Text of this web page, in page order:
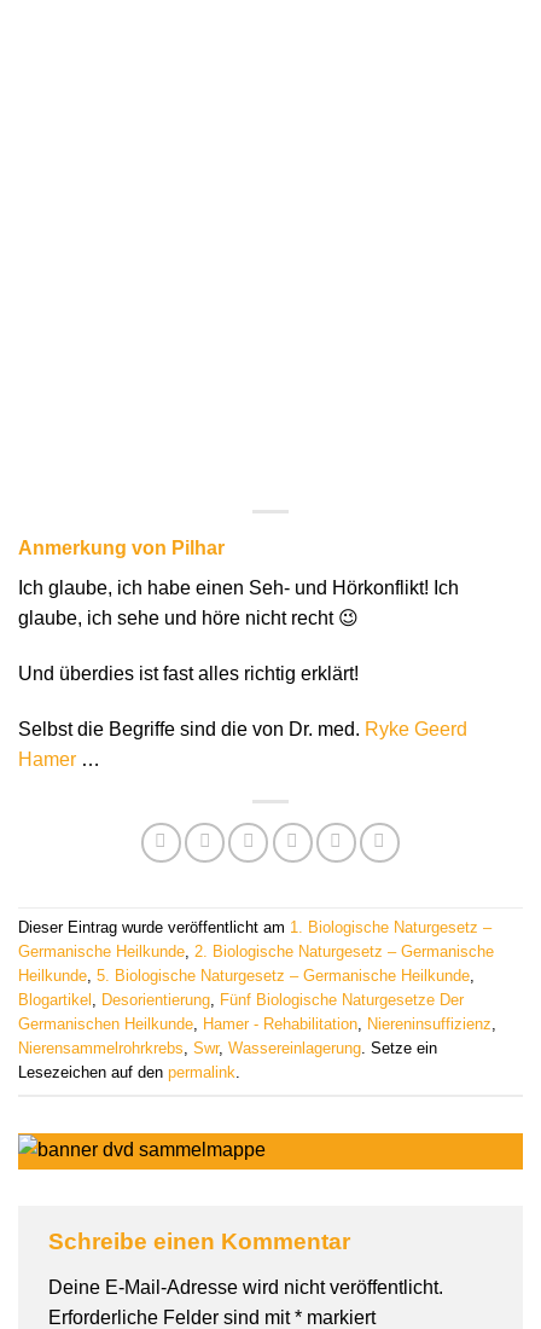
Anmerkung von Pilhar
Ich glaube, ich habe einen Seh- und Hörkonflikt! Ich
glaube, ich sehe und höre nicht recht 😉
Und überdies ist fast alles richtig erklärt!
Selbst die Begriffe sind die von Dr. med. Ryke Geerd
Hamer …
Dieser Eintrag wurde veröffentlicht am 1. Biologische Naturgesetz –
Germanische Heilkunde, 2. Biologische Naturgesetz – Germanische
Heilkunde, 5. Biologische Naturgesetz – Germanische Heilkunde,
Blogartikel , Desorientierung, Fünf Biologische Naturgesetze Der
Germanischen Heilkunde, Hamer - Rehabilitation, Niereninsuffizienz,
Nierensammelrohrkrebs, Swr, Wassereinlagerung. Setze ein
Lesezeichen auf den permalink.
Schreibe einen Kommentar
Deine E-Mail-Adresse wird nicht veröffentlicht.
Erforderliche Felder sind mit* markiert